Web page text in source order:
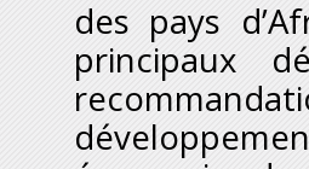
des pays
principaux